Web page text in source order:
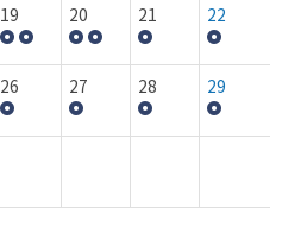
19 20 21 22
26 27 28 29